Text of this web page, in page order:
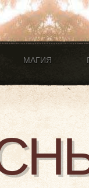
МАГИЯ